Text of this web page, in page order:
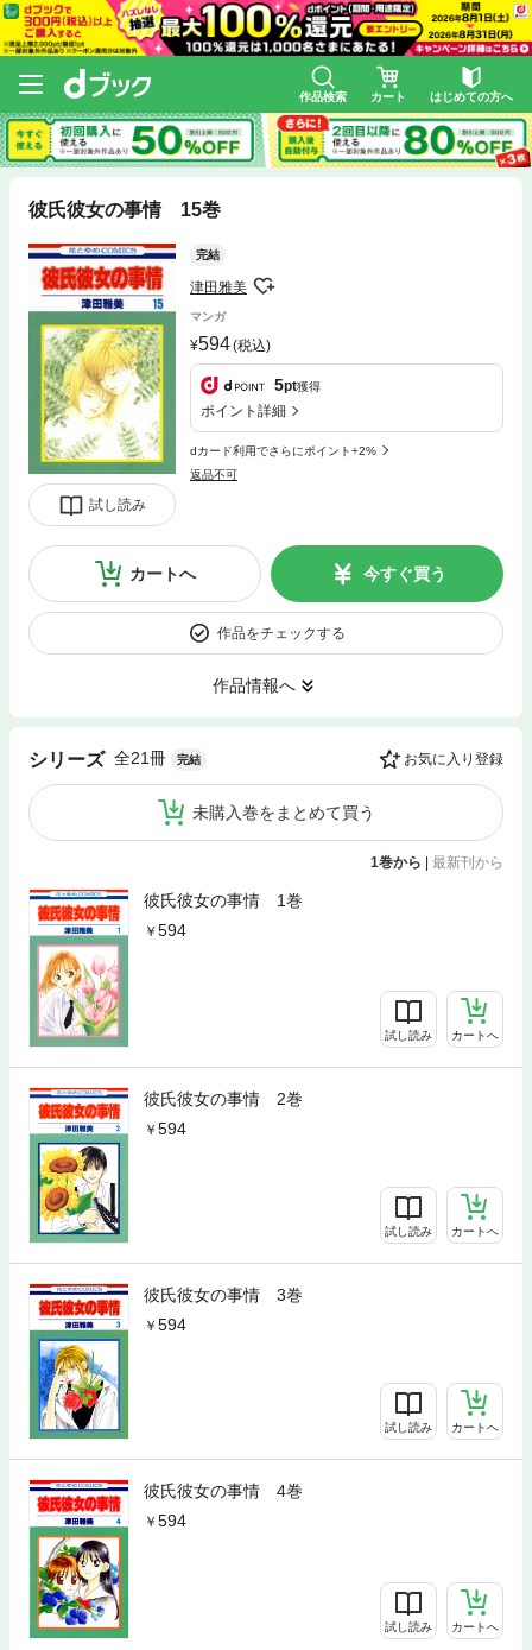
作品検索 カート はじめての方へ
彼氏彼女の事情 15巻
試し読み
完結
津田雅美
マンガ
594(税込)
5pt獲得
ポイント詳細
dカード利用でさらにポイント+2%
返品不可
カートへ 今すぐ買う
作品をチェックする
作品情報へ
シリーズ 全21冊 完結 お気に入り登録
未購入巻をまとめて買う
1巻から | 最新刊から
彼氏彼女の事情 1巻
594
試し読み カートへ
彼氏彼女の事情 2巻
594
試し読み カートへ
彼氏彼女の事情 3巻
594
試し読み カートへ
彼氏彼女の事情 4巻
594
試し読み カートへ